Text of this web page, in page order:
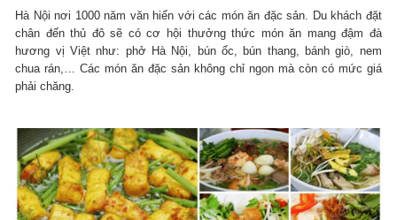
Hà Nội nơi 1000 năm văn hiến với các món ăn đặc sản. Du khách đặt
chân đến thủ đô sẽ có cơ hội thưởng thức món ăn mang đậm đà
hương vị Việt như: phở Hà Nội, bún ốc, bún thang, bánh giò, nem
chua rán,… Các món ăn đặc sản không chỉ ngon mà còn có mức giá
phải chăng.